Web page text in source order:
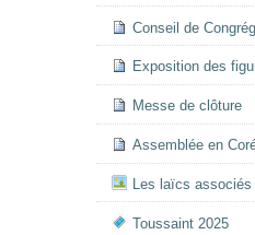
Conseil de
Exposition des
Messe de clôture
Assemblée en
Les laïcs
Toussaint 2025